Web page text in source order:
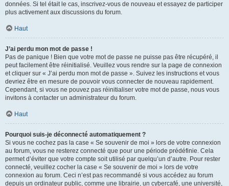
données. Si tel était le cas, inscrivez-vous de nouveau et essayez de participer
plus activement aux discussions du forum.
Haut
J’ai perdu mon mot de passe !
Pas de panique ! Bien que votre mot de passe ne puisse pas être récupéré, il
peut facilement être réinitialisé. Veuillez vous rendre sur la page de connexion
et cliquer sur « J’ai perdu mon mot de passe ». Suivez les instructions et vous
devriez être en mesure de pouvoir vous connecter de nouveau rapidement.
Cependant, si vous ne pouvez pas réinitialiser votre mot de passe, nous vous
invitons à contacter un administrateur du forum.
Haut
Pourquoi suis-je déconnecté automatiquement ?
Si vous ne cochez pas la case « Se souvenir de moi » lors de votre connexion
au forum, vous ne resterez connecté que pour une période prédéfinie. Cela
permet d’éviter que votre compte soit utilisé par quelqu’un d’autre. Pour rester
connecté, veuillez cocher la case « Se souvenir de moi » lors de votre
connexion au forum. Ceci n’est pas recommandé si vous accédez au forum
depuis un ordinateur public, comme une librairie, un cybercafé, une université,